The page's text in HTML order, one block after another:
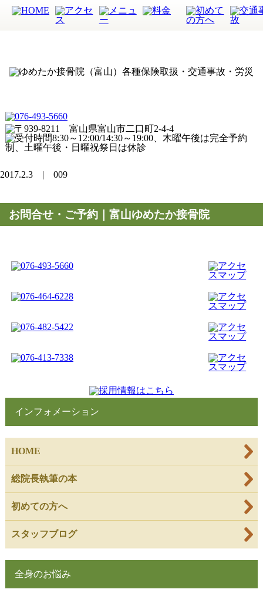
2017.2.3 | 009
お問合せ・ご予約｜富山ゆめたか接骨院
インフォメーション
HOME
総院長執筆の本
初めての方へ
スタッフブログ
全身のお悩み